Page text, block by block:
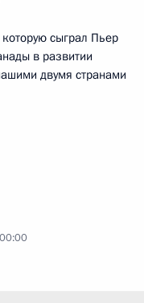
сыграл Пьер
в развитии
двумя странами